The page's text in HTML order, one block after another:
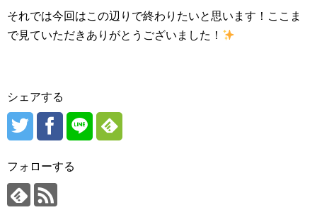
それでは今回はこの辺りで終わりたいと思います！ここま
で見ていただきありがとうございました！
シェアする
フォローする